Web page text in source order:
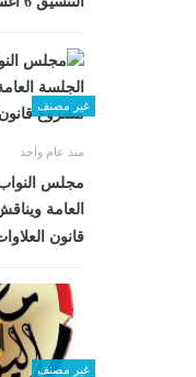
غير مصنف
منذ عام واحد
مجلس
العامة
قانون
غير مصنف